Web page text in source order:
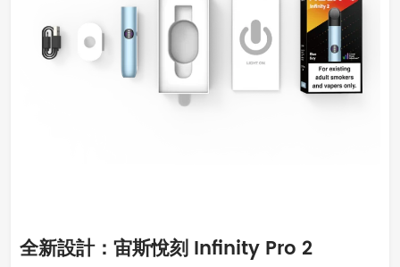
全新設計：宙斯悅刻 Infinity Pro 2